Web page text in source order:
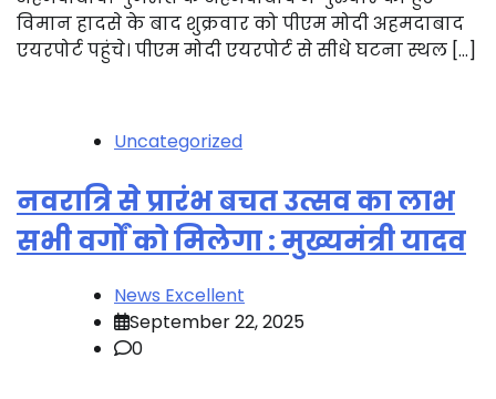
विमान हादसे के बाद शुक्रवार को पीएम मोदी अहमदाबाद
एयरपोर्ट पहुंचे। पीएम मोदी एयरपोर्ट से सीधे घटना स्थल […]
Uncategorized
नवरात्रि से प्रारंभ बचत उत्सव का लाभ
सभी वर्गों को मिलेगा : मुख्यमंत्री यादव
News Excellent
September 22, 2025
0